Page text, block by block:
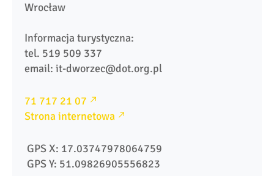
Wrocław
Informacja turystyczna:
tel. 519 509 337
71 717 21 07
Strona internetowa
GPS X: 17.03747978064759
GPS Y: 51.09826905556823